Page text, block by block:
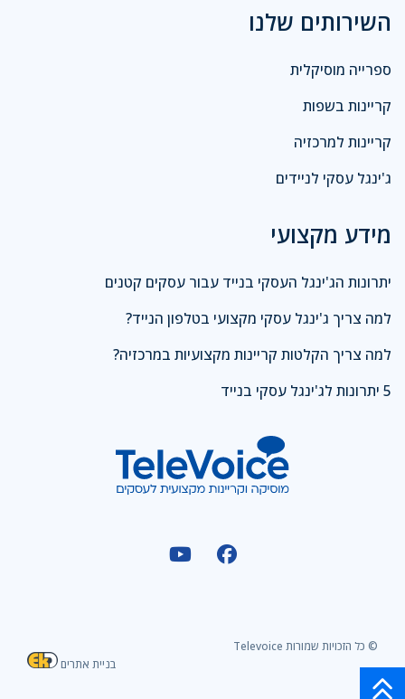
השירותים שלנו
ספרייה מוסיקלית
קריינות בשפות
קריינות למרכזיה
ג'ינגל עסקי לניידים
מידע מקצועי
יתרונות הג'ינגל העסקי בנייד עבור עסקים קטנים
למה צריך ג'ינגל עסקי מקצועי בטלפון הנייד?
למה צריך הקלטות קריינות מקצועיות במרכזיה?
5 יתרונות לג'ינגל עסקי בנייד
© כל הזכויות שמורות Televoice
בניית אתרים